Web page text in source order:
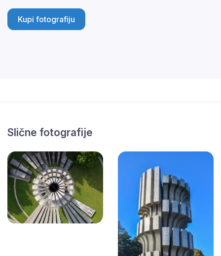
Kupi fotografiju
Slične fotografije